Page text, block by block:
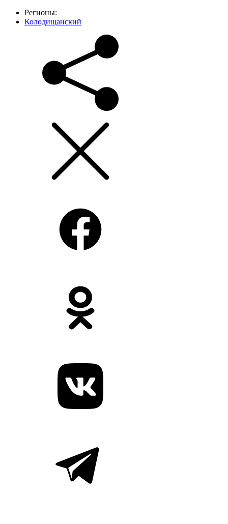
Регионы:
Колодищанский